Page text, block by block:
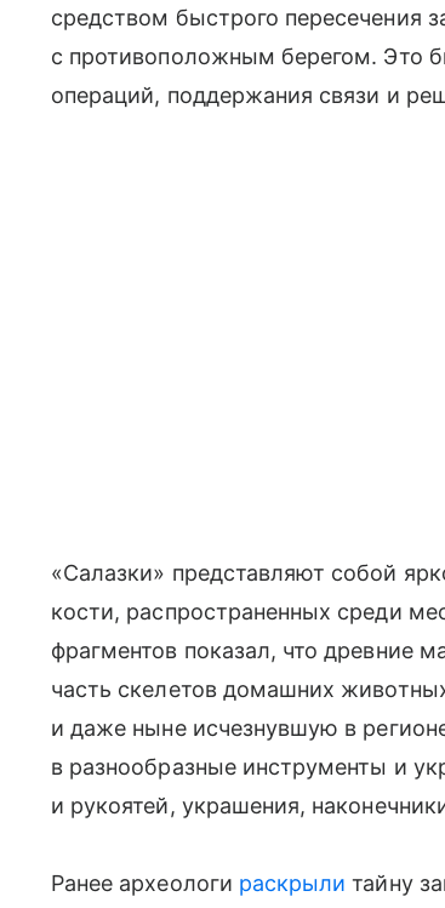
средством быстрого пересечения
с противоположным берегом. Это
операций, поддержания связи и
«Салазки» представляют собой
кости, распространенных среди
фрагментов показал, что древние
часть скелетов домашних
и даже ныне исчезнувшую в
в разнообразные инструменты и
и рукоятей, украшения,
Ранее археологи раскрыли тайну